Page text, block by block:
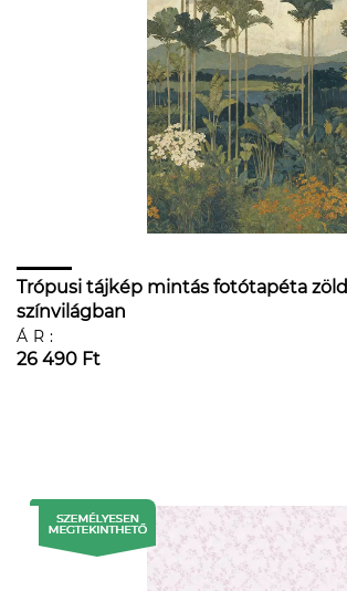
Trópusi tájkép mintás fotótapéta zöld
színvilágban
ÁR:
26 490 Ft